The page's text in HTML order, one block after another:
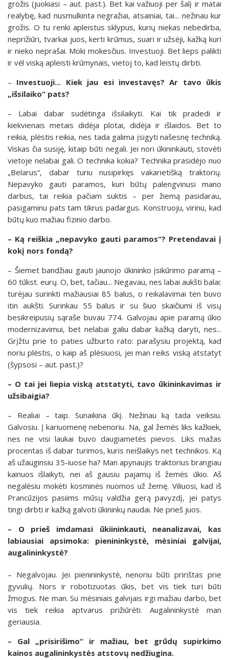
grožis (juokiasi – aut. past.). Bet kai važiuoji per šalį ir matai
realybę, kad nusmulkinta negražiai, atsainiai, tai... nežinau kur
grožis. O tu renki apleistus sklypus, kurių niekas nebedirba,
neprižiūri, tvarkai juos, kerti krūmus, suari ir užsėji, kažką kuri
ir nieko neprašai. Moki mokesčius. Investuoji. Bet lieps palikti
ir vėl viską apleisti krūmynais, vietoj to, kad leistų dirbti.
– Investuoji... Kiek jau esi investavęs? Ar tavo ūkis
„išsilaiko“ pats?
– Labai dabar sudėtinga išsilaikyti. Kai tik pradedi ir
kiekvienais metais didėja plotai, didėja ir išlaidos. Bet to
reikia, plėstis reikia, nes tada galima įsigyti našesnę techniką.
Viskas čia susiję, kitaip būti negali. Jei nori ūkininkauti, stovėti
vietoje nelabai gali. O technika kokia? Technika prasidėjo nuo
„Belarus“, dabar turiu nusipirkęs vakarietišką traktorių.
Nepavyko gauti paramos, kuri būtų palengvinusi mano
darbus, tai reikia pačiam suktis – per žiemą pasidarau,
pasigaminu pats tam tikrus padargus. Konstruoju, virinu, kad
būtų kuo mažiau fizinio darbo.
– Ką reiškia „nepavyko gauti paramos“? Pretendavai į
kokį nors fondą?
– Šiemet bandžiau gauti jaunojo ūkininko įsikūrimo paramą –
60 tūkst. eurų. O, bet, tačiau... Negavau, nes labai aukšti balai:
turėjau surinkti mažiausiai 85 balus, o reikalavimai ten buvo
itin aukšti. Surinkau 55 balus ir su šiuo skaičiumi iš visų
besikreipusių sąraše buvau 774. Galvojau apie paramą ūkio
modernizavimui, bet nelabai galiu dabar kažką daryti, nes...
Grįžtu prie to paties užburto rato: parašysiu projektą, kad
noriu plėstis, o kaip aš plėsiuosi, jei man reiks viską atstatyt
(šypsosi – aut. past.)?
– O tai jei liepia viską atstatyti, tavo ūkininkavimas ir
užsibaigia?
– Realiai – taip. Sunaikina ūkį. Nežinau ką tada veiksiu.
Galvosiu. Į kariuomenę nebenoriu. Na, gal žemės liks kažkiek,
nes ne visi laukai buvo daugiametės pievos. Liks mažas
procentas iš dabar turimos, kuris neišlaikys net technikos. Ką
aš užauginsiu 35-iuose ha? Man apynaujis traktorius brangiau
kainuos išlaikyti, nei aš gausiu pajamų iš žemės ūkio. Aš
negalėsiu mokėti kosminės nuomos už žemę. Viliuosi, kad iš
Prancūzijos pasiims mūsų valdžia gerą pavyzdį, jei patys
tingi dirbti ir kažką galvoti ūkininkų naudai. Ne prieš juos.
– O prieš imdamasi ūkiininkauti, neanalizavai, kas
labiausiai apsimoka: pienininkystė, mėsiniai galvijai,
augalininkystė?
– Negalvojau. Jei pienininkystė, nenoriu būti pririštas prie
gyvulių. Nors ir robotizuotas ūkis, bet vis tiek turi būti
žmogus. Ne man. Su mėsiniais galvijais irgi mažiau darbo, bet
vis tiek reikia aptvarus prižiūrėti. Augalininkystė man
geriausia.
– Gal „prisirišimo“ ir mažiau, bet grūdų supirkimo
kainos augalininkystės atstovų nedžiugina.